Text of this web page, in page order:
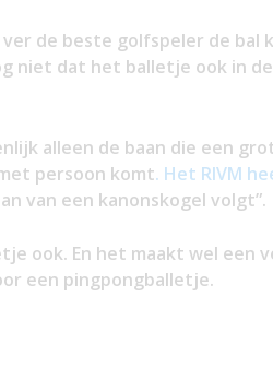
de beste golfspeler de bal
niet dat het balletje ook in
alleen de baan die een
persoon komt. Het RIVM
van een kanonskogel volgt”.
ook. En het maakt wel een
een pingpongballetje.